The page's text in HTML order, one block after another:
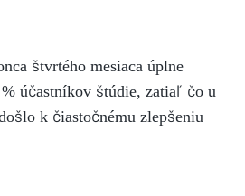
štvrtého mesiaca úplne
účastníkov štúdie, zatiaľ čo u
k čiastočnému zlepšeniu